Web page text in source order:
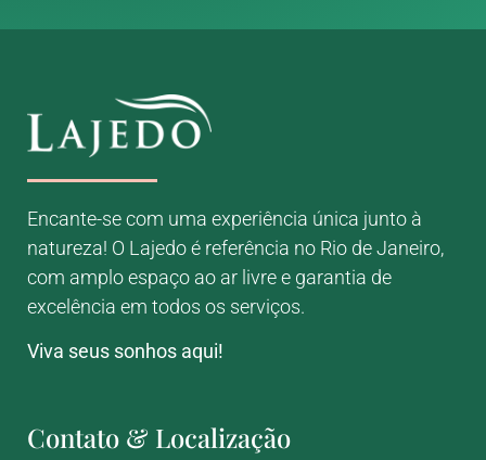
Encante-se com uma experiência única junto à
natureza! O Lajedo é referência no Rio de Janeiro,
com amplo espaço ao ar livre e garantia de
excelência em todos os serviços.
Viva seus sonhos aqui!
Contato & Localização